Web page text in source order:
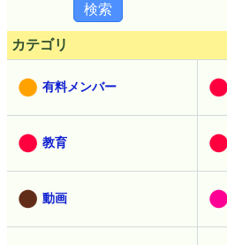
カテゴリ
有料メンバー
教育
動画